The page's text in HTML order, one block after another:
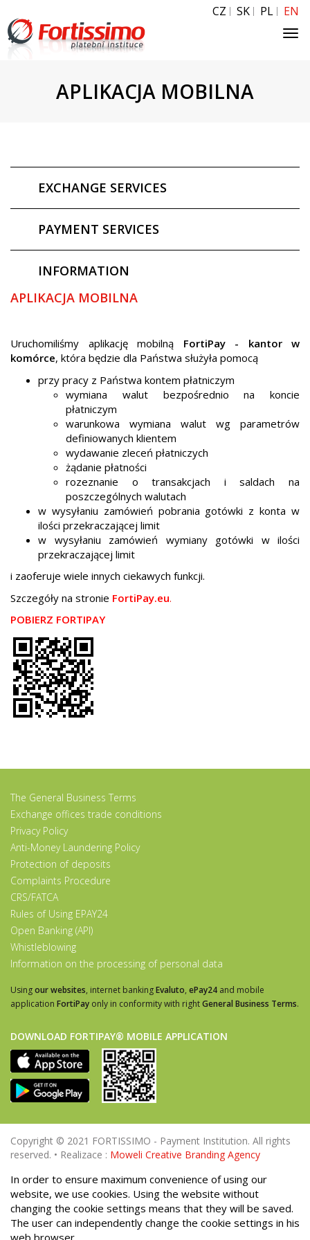
CZ SK PL EN
APLIKACJA MOBILNA
EXCHANGE SERVICES
PAYMENT SERVICES
INFORMATION
APLIKACJA MOBILNA
Uruchomiliśmy aplikację mobilną FortiPay - kantor w
komórce, która będzie dla Państwa służyła pomocą
przy pracy z Państwa kontem płatniczym
wymiana walut bezpośrednio na koncie
płatniczym
warunkowa wymiana walut wg parametrów
definiowanych klientem
wydawanie zleceń płatniczych
żądanie płatności
rozeznanie o transakcjach i saldach na
poszczególnych walutach
w wysyłaniu zamówień pobrania gotówki z konta w
ilości przekraczającej limit
w wysyłaniu zamówień wymiany gotówki w ilości
przekraczającej limit
i zaoferuje wiele innych ciekawych funkcji.
Szczegóły na stronie FortiPay.eu.
POBIERZ FORTIPAY
The General Business Terms
Exchange offices trade conditions
Privacy Policy
Anti-Money Laundering Policy
Protection of deposits
Complaints Procedure
CRS/FATCA
Rules of Using EPAY24
Open Banking (API)
Whistleblowing
Information on the processing of personal data
Usingour websites, internet bankingEvaluto, ePay24 and mobile
application FortiPay only in conformity with rightGeneral Business Terms.
DOWNLOAD FORTIPAY® MOBILE APPLICATION
Copyright © 2021 FORTISSIMO - Payment Institution. All rights
reserved. • Realizace : Moweli Creative Branding Agency
In order to ensure maximum convenience of using our
website, we use cookies. Using the website without
changing the cookie settings means that they will be saved.
The user can independently change the cookie settings in his